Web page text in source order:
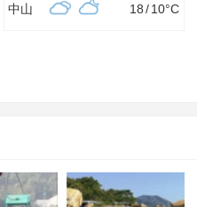
中山 18 /10°C